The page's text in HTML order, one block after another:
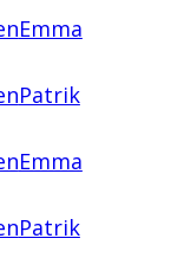
Emma
Patrik
Emma
Patrik